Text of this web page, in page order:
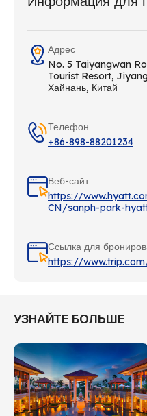
Адрес
No. 5 Taiyangwan
Tourist Resort,
Хайнань, Китай
Телефон
+86-898-88201234
Веб-сайт
https://
CN/sanph-park-
Ссылка для
https://
УЗНАЙТЕ БОЛЬШЕ